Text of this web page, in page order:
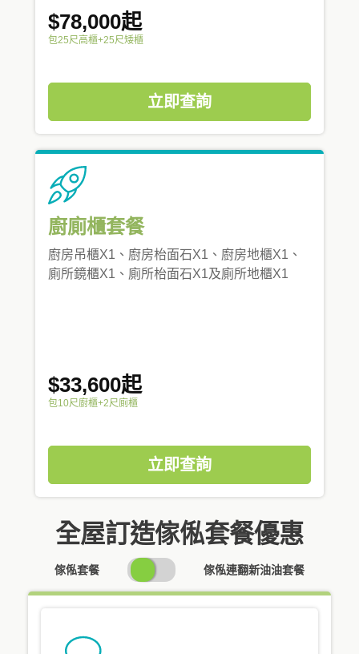
$78,000起
包25尺高櫃+25尺矮櫃
立即查詢
廚廁櫃套餐
廚房吊櫃X1、廚房枱面石X1、廚房地櫃X1、
廁所鏡櫃X1、廁所枱面石X1及廁所地櫃X1
$33,600起
包10尺廚櫃+2尺廁櫃
立即查詢
全屋訂造傢俬套餐優惠
傢俬套餐
SWITCH
PRICING
傢俬連翻新油油套餐